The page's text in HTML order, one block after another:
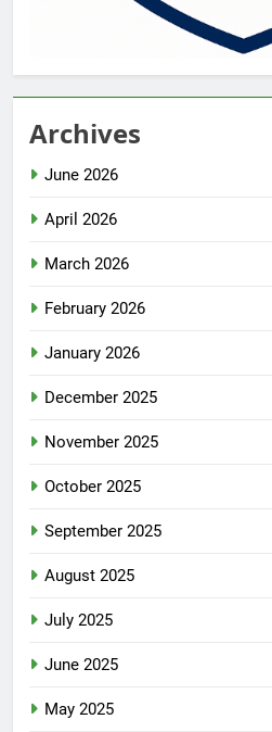
Archives
June 2026
April 2026
March 2026
February 2026
January 2026
December 2025
November 2025
October 2025
September 2025
August 2025
July 2025
June 2025
May 2025